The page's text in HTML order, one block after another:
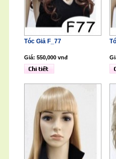
Tóc Giả F_77
Giá: 550,000 vnđ